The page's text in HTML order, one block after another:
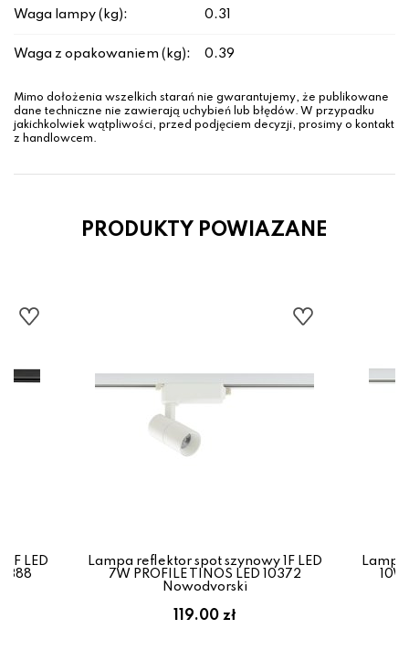
Waga lampy (kg): 0.31
Waga z opakowaniem (kg): 0.39
Mimo dołożenia wszelkich starań nie gwarantujemy, że publikowane
dane techniczne nie zawierają uchybień lub błędów. W przypadku
jakichkolwiek wątpliwości, przed podjęciem decyzji, prosimy o kontakt
z handlowcem.
PRODUKTY POWIAZANE
LED
Lampa reflektor spot szynowy 1F LED
7W PROFILE TINOS LED 10372
Nowodvorski
119.00 zł
Lampa